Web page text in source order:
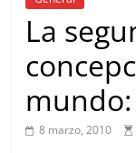
La
8 marzo, 2010